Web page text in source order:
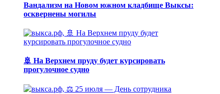
Вандализм на Новом южном кладбище Выксы:
осквернены могилы
🚢 На Верхнем пруду будет курсировать
прогулочное судно